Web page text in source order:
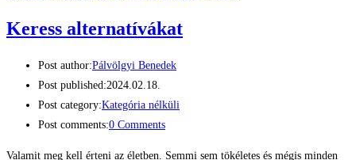
Keress alternatívákat
Post author:Pálvölgyi Benedek
Post published:2024.02.18.
Post category:Kategória nélküli
Post comments:0 Comments
Valamit meg kell érteni az életben. Semmi sem tökéletes és mégis minden